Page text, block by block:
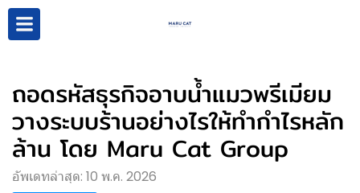
ถอดรหัสธุรกิจอาบน้ำแมวพรีเมียม
วางระบบร้านอย่างไรให้ทำกำไรหลัก
ล้าน โดย Maru Cat Group
อัพเดทล่าสุด: 10 พ.ค. 2026